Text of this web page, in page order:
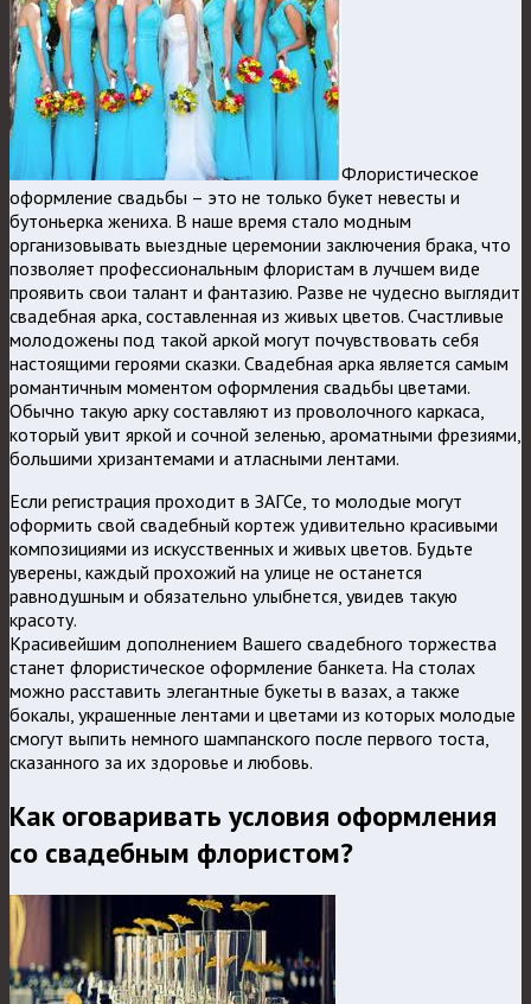
Флористическое
оформление свадьбы – это не только букет невесты и
бутоньерка жениха. В наше время стало модным
организовывать выездные церемонии заключения брака, что
позволяет профессиональным флористам в лучшем виде
проявить свои талант и фантазию. Разве не чудесно выглядит
свадебная арка, составленная из живых цветов. Счастливые
молодожены под такой аркой могут почувствовать себя
настоящими героями сказки. Свадебная арка является самым
романтичным моментом оформления свадьбы цветами.
Обычно такую арку составляют из проволочного каркаса,
который увит яркой и сочной зеленью, ароматными фрезиями,
большими хризантемами и атласными лентами.
Если регистрация проходит в ЗАГСе, то молодые могут
оформить свой свадебный кортеж удивительно красивыми
композициями из искусственных и живых цветов. Будьте
уверены, каждый прохожий на улице не останется
равнодушным и обязательно улыбнется, увидев такую
красоту.
Красивейшим дополнением Вашего свадебного торжества
станет флористическое оформление банкета. На столах
можно расставить элегантные букеты в вазах, а также
бокалы, украшенные лентами и цветами из которых молодые
смогут выпить немного шампанского после первого тоста,
сказанного за их здоровье и любовь.
Как оговаривать условия оформления
со свадебным флористом?